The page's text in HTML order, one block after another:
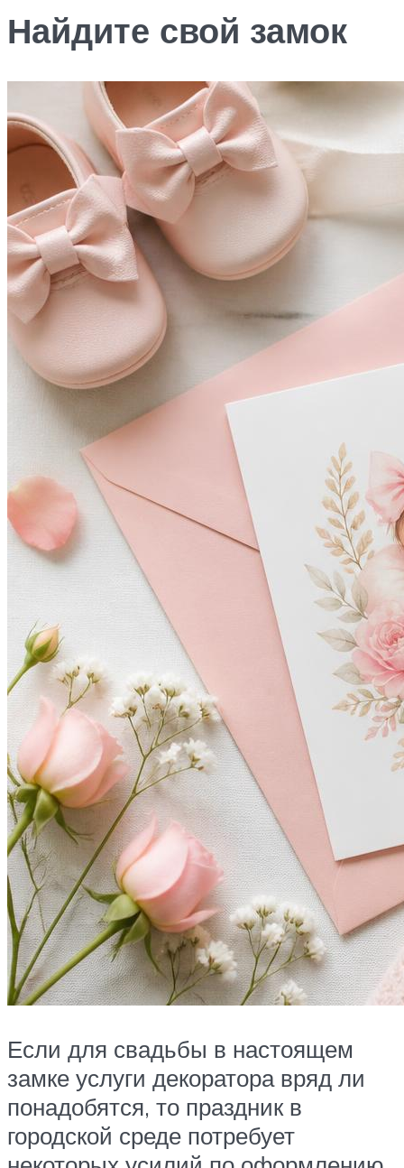
Найдите свой замок
Если для свадьбы в настоящем
замке услуги декоратора вряд ли
понадобятся, то праздник в
городской среде потребует